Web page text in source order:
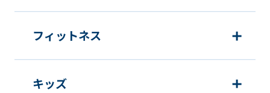
フィットネス
キッズ